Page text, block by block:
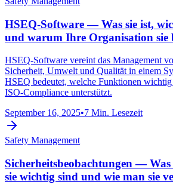
HSEQ-Software — Was sie ist,
und warum Ihre Organisation sie
HSEQ-Software vereint das Management
Sicherheit, Umwelt und Qualität in einem
HSEQ bedeutet, welche Funktionen
ISO-Compliance unterstützt.
September 16, 2025•7 Min. Lesezeit
Safety Management
Sicherheitsbeobachtungen —
sie wichtig sind und wie man sie